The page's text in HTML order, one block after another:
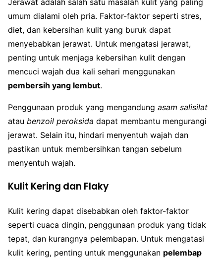
umum dialami oleh pria. Faktor-faktor seperti stres,
diet, dan kebersihan kulit yang buruk dapat
menyebabkan jerawat. Untuk mengatasi jerawat,
penting untuk menjaga kebersihan kulit dengan
mencuci wajah dua kali sehari menggunakan
pembersih yang lembut.
Penggunaan produk yang mengandung asam salisilat
atau benzoil peroksida dapat membantu mengurangi
jerawat. Selain itu, hindari menyentuh wajah dan
pastikan untuk membersihkan tangan sebelum
menyentuh wajah.
Kulit Kering dan Flaky
Kulit kering dapat disebabkan oleh faktor-faktor
seperti cuaca dingin, penggunaan produk yang tidak
tepat, dan kurangnya pelembapan. Untuk mengatasi
kulit kering, penting untuk menggunakan pelembap